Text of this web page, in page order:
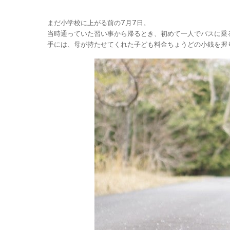
まだ小学校に上がる前の7月7日。
当時通っていた習い事から帰るとき、初めて一人でバスに
手には、母が持たせてくれた子ども料金ちょうどの小銭を握